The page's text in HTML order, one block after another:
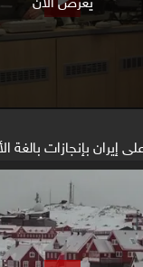
إيران بإنجازات بالغة